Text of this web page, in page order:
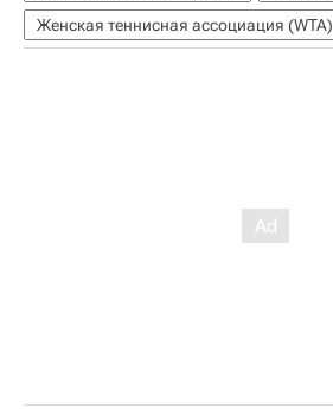
Женская теннисная ассоциация (WTA)